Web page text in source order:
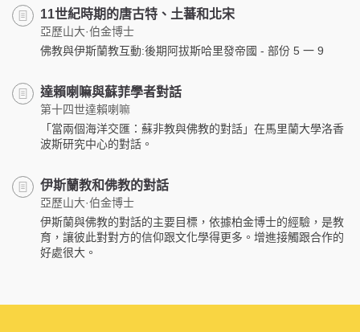
11世紀時期的唐古特、土蕃和北宋
亞歷山大·伯金博士
佛教與伊斯蘭教互動:後期阿拔斯哈里發帝國 - 部份 5 一 9
達賴喇嘛與蘇菲學者對話
第十四世達賴喇嘛
「當兩個海洋交匯：蘇非教與佛教的對話」在馬里蘭大學洛香
波斯研究中心的對話。
伊斯蘭教和佛教的對話
亞歷山大·伯金博士
伊斯蘭與佛教的對話的主要目標，依據柏金博士的經驗，是教
育，讓彼此對對方的信仰跟文化學得更多。增進接觸跟合作的
好處很大。